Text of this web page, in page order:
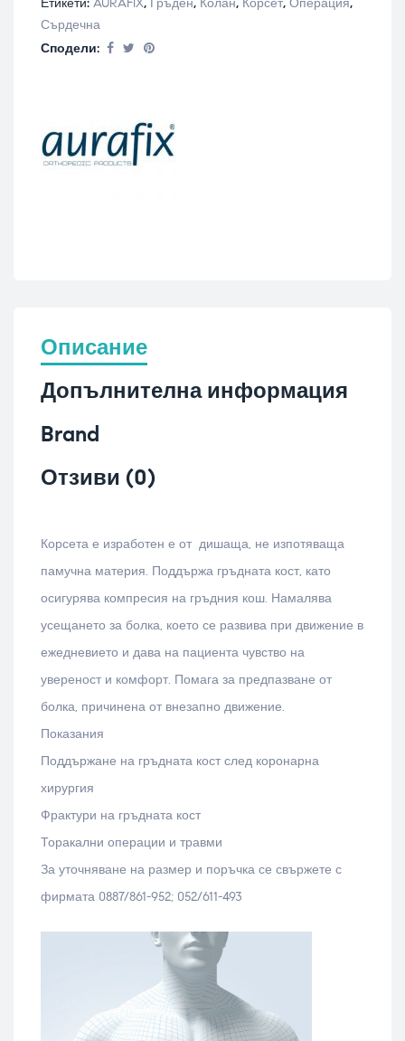
Етикети: AURAFIX, Гръден, Колан, Корсет, Операция,
Сърдечна
Сподели:
Описание
Допълнителна информация
Brand
Отзиви (0)
Корсета е изработен е от дишаща, не изпотяваща
памучна материя. Поддържа гръдната кост, като
осигурява компресия на гръдния кош. Намалява
усещането за болка, което се развива при движение в
ежедневието и дава на пациента чувство на
увереност и комфорт. Помага за предпазване от
болка, причинена от внезапно движение.
Показания
Поддържане на гръдната кост след коронарна
хирургия
Фрактури на гръдната кост
Торакални операции и травми
За уточняване на размер и поръчка се свържете с
фирмата 0887/861-952; 052/611-493